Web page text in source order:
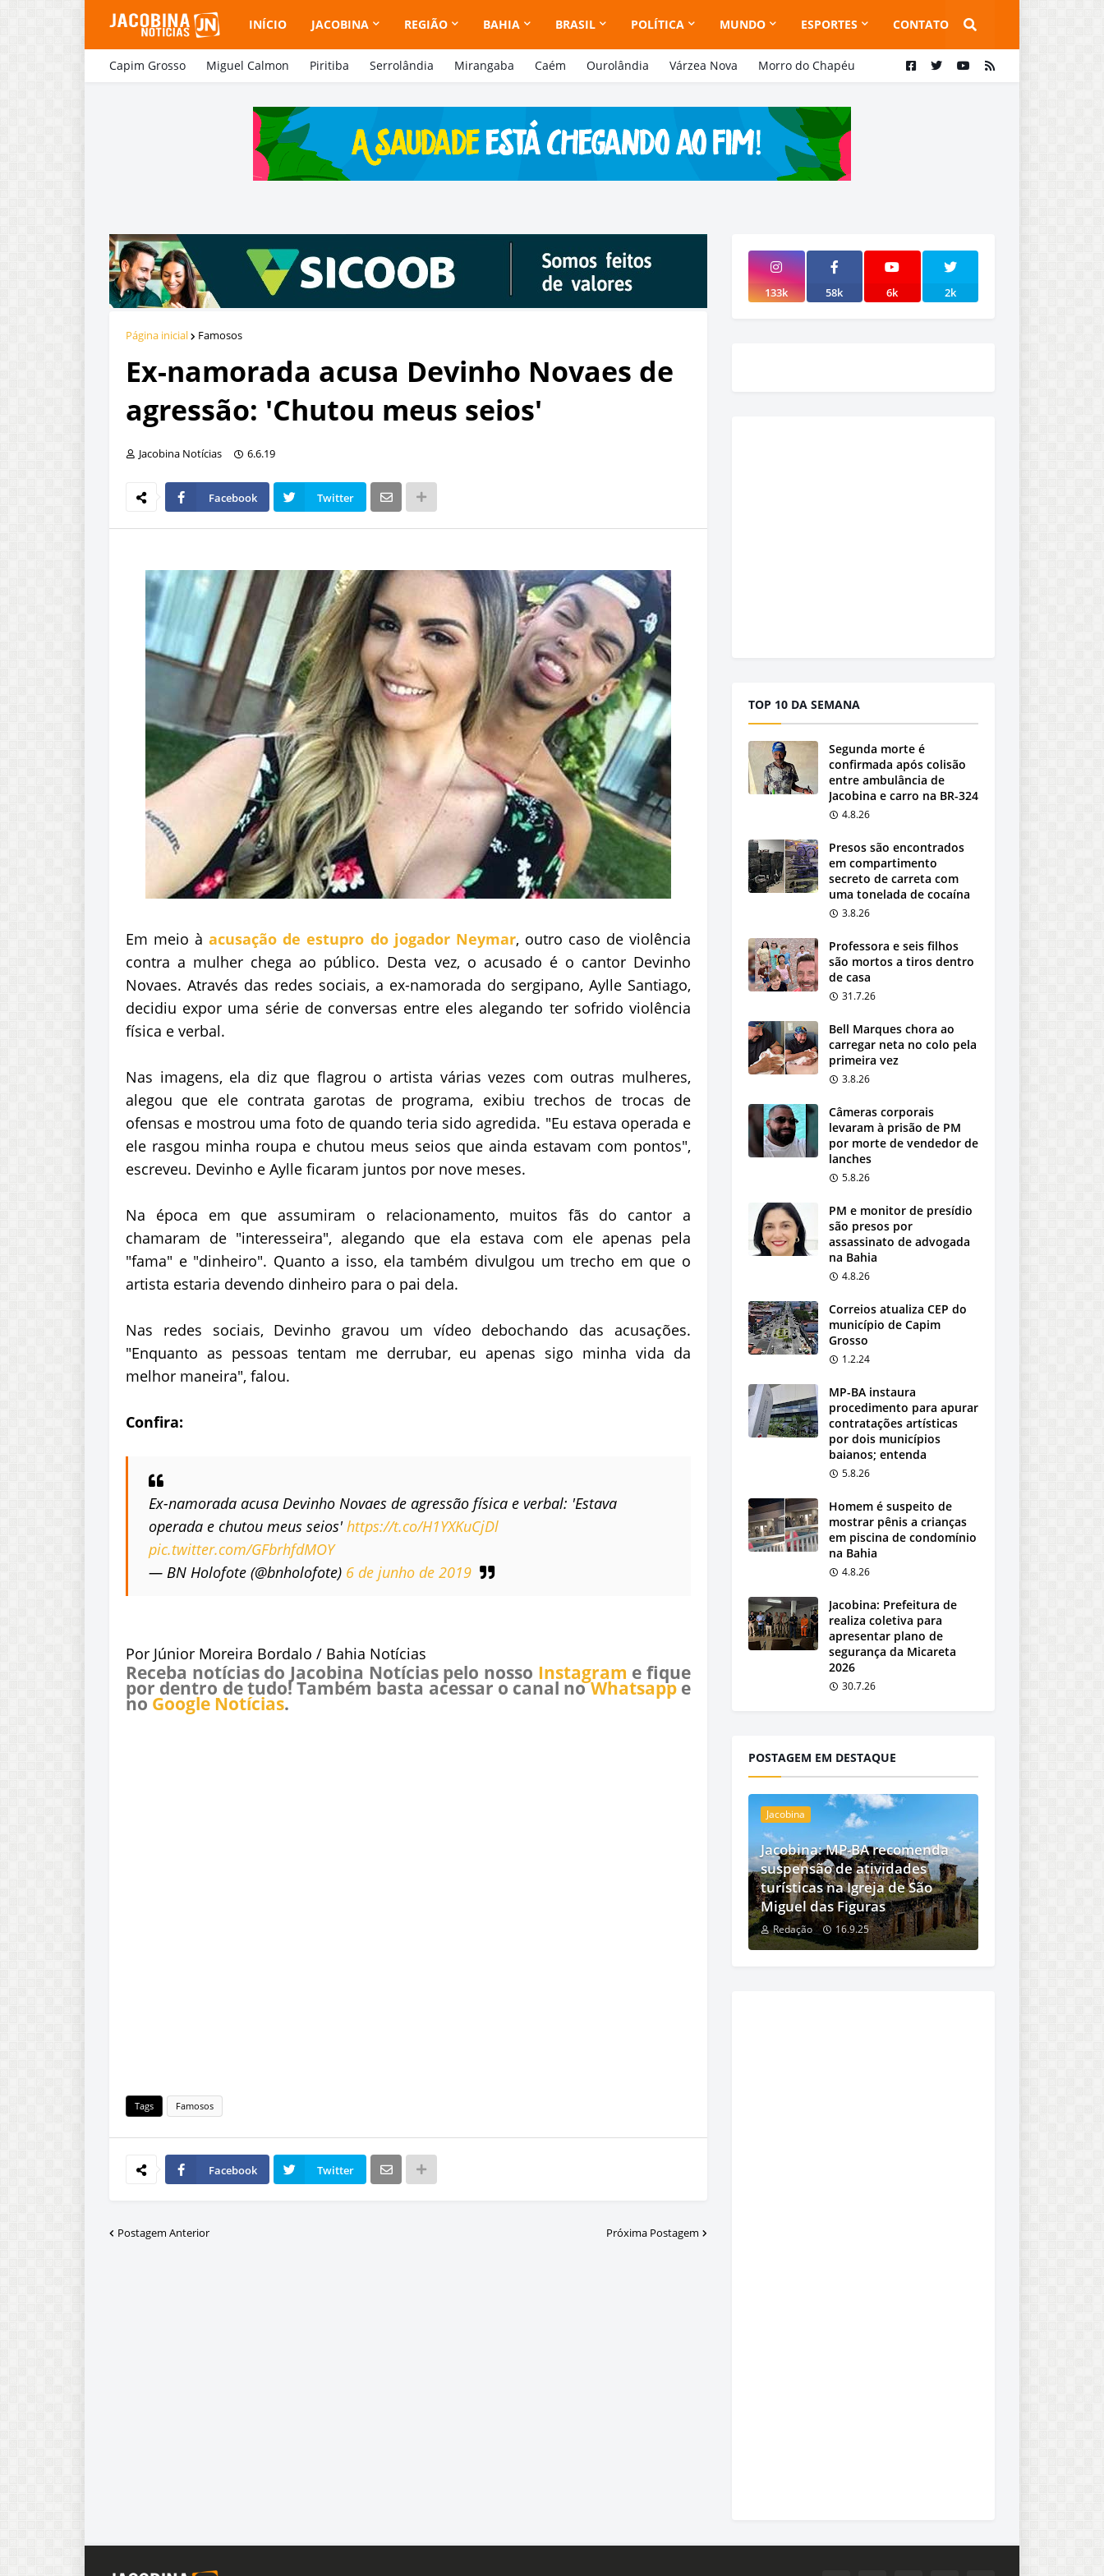
INÍCIO JACOBINA REGIÃO BAHIA BRASIL POLÍTICA MUNDO ESPORTES CONTATO
Capim Grosso Miguel Calmon Piritiba Serrolândia Mirangaba Caém Ourolândia Várzea Nova Morro do Chapéu
Página inicial Famosos
Ex-namorada acusa Devinho Novaes de
agressão: 'Chutou meus seios'
Jacobina Notícias 6.6.19
Facebook Twitter
Em meio àacusação de estupro do jogador Neymar, outro caso de violência
contra a mulher chega ao público. Desta vez, o acusado é o cantor Devinho
Novaes. Através das redes sociais, a ex-namorada do sergipano, Aylle Santiago,
decidiu expor uma série de conversas entre eles alegando ter sofrido violência
física e verbal.
Nas imagens, ela diz que flagrou o artista várias vezes com outras mulheres,
alegou que ele contrata garotas de programa, exibiu trechos de trocas de
ofensas e mostrou uma foto de quando teria sido agredida. "Eu estava operada e
ele rasgou minha roupa e chutou meus seios que ainda estavam com pontos",
escreveu. Devinho e Aylle ficaram juntos por nove meses.
Na época em que assumiram o relacionamento, muitos fãs do cantor a
chamaram de "interesseira", alegando que ela estava com ele apenas pela
"fama" e "dinheiro". Quanto a isso, ela também divulgou um trecho em que o
artista estaria devendo dinheiro para o pai dela.
Nas redes sociais, Devinho gravou um vídeo debochando das acusações.
"Enquanto as pessoas tentam me derrubar, eu apenas sigo minha vida da
melhor maneira", falou.
Confira:
Ex-namorada acusa Devinho Novaes de agressão física e verbal: 'Estava
operada e chutou meus seios'https://t.co/H1YXKuCjDl
pic.twitter.com/GFbrhfdMOY
— BN Holofote (@bnholofote) 6 de junho de 2019
Por Júnior Moreira Bordalo / Bahia Notícias
Receba notícias do Jacobina Notícias pelo nosso Instagram e fique
por dentro de tudo! Também basta acessar o canal noWhatsappe
no Google Notícias.
Tags Famosos
Facebook Twitter
Postagem Anterior Próxima Postagem
133k 58k 6k 2k
TOP 10 DA SEMANA
Segunda morte é
confirmada após colisão
entre ambulância de
Jacobina e carro na BR-324
4.8.26
Presos são encontrados
em compartimento
secreto de carreta com
uma tonelada de cocaína
3.8.26
Professora e seis filhos
são mortos a tiros dentro
de casa
31.7.26
Bell Marques chora ao
carregar neta no colo pela
primeira vez
3.8.26
Câmeras corporais
levaram à prisão de PM
por morte de vendedor de
lanches
5.8.26
PM e monitor de presídio
são presos por
assassinato de advogada
na Bahia
4.8.26
Correios atualiza CEP do
município de Capim
Grosso
1.2.24
MP-BA instaura
procedimento para apurar
contratações artísticas
por dois municípios
baianos; entenda
5.8.26
Homem é suspeito de
mostrar pênis a crianças
em piscina de condomínio
na Bahia
4.8.26
Jacobina: Prefeitura de
realiza coletiva para
apresentar plano de
segurança da Micareta
2026
30.7.26
POSTAGEM EM DESTAQUE
Jacobina
Jacobina: MP-BA recomenda
suspensão de atividades
turísticas na Igreja de São
Miguel das Figuras
Redação 16.9.25